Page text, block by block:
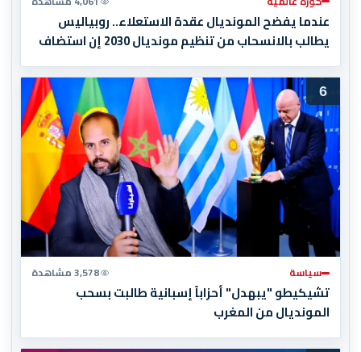
عندما يفضح المونديال عقدة الاستعلاء.. روبياليس
يطالب بالانسحاب من تنظيم مونديال 2030 إن استضاف
المغرب المباراة النهائية!
6
سياسة 3,578 مشاهدة
تشيكيطو "يبهدل" أحزاباً إسبانية طالبت بسحب
المونديال من المغرب